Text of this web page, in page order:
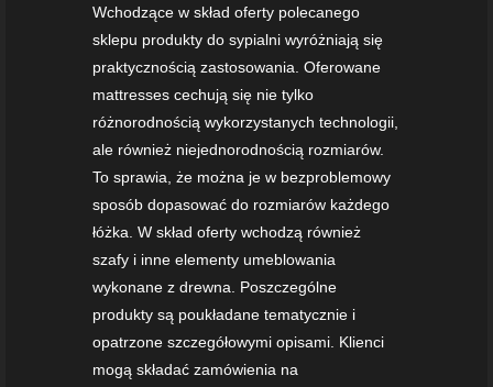
Wchodzące w skład oferty polecanego
sklepu produkty do sypialni wyróżniają się
praktycznością zastosowania. Oferowane
mattresses cechują się nie tylko
różnorodnością wykorzystanych technologii,
ale również niejednorodnością rozmiarów.
To sprawia, że można je w bezproblemowy
sposób dopasować do rozmiarów każdego
łóżka. W skład oferty wchodzą również
szafy i inne elementy umeblowania
wykonane z drewna. Poszczególne
produkty są poukładane tematycznie i
opatrzone szczegółowymi opisami. Klienci
mogą składać zamówienia na